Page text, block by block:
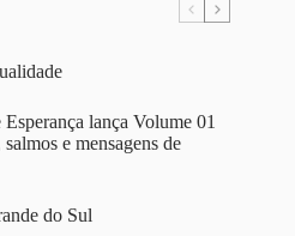
lança Volume 01
e mensagens de
do Sul